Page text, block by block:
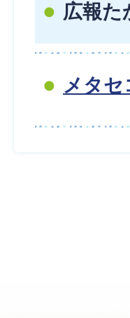
広報た
メタセ